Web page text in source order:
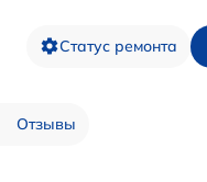
Статус ремонта
Отзывы